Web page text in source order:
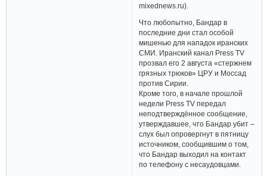
mixednews.ru).
Что любопытно, Бандар в
последние дни стал особой
мишенью для нападок иранских
СМИ. Иранский канал Press TV
прозвал его 2 августа «стержнем
грязных трюков» ЦРУ и Моссад
против Сирии.
Кроме того, в начале прошлой
недели Press TV передал
неподтверждённое сообщение,
утверждавшее, что Бандар убит –
слух был опровергнут в пятницу
источником, сообщившим о том,
что Бандар выходил на контакт
по телефону с несаудовцами.